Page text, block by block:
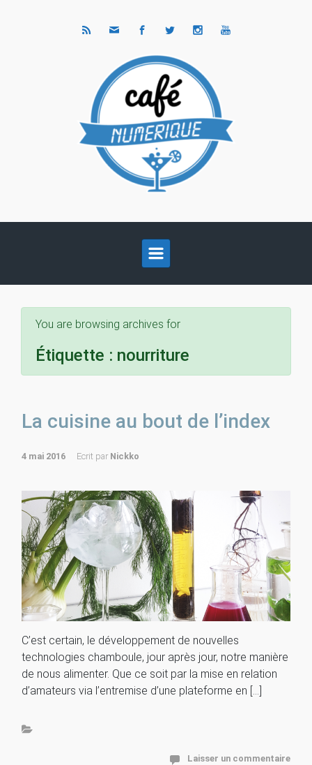
You are browsing archives for
Étiquette : nourriture
La cuisine au bout de l’index
4 mai 2016 Ecrit par Nickko
C’est certain, le développement de nouvelles
technologies chamboule, jour après jour, notre manière
de nous alimenter. Que ce soit par la mise en relation
d’amateurs via l’entremise d’une plateforme en […]
Laisser un commentaire